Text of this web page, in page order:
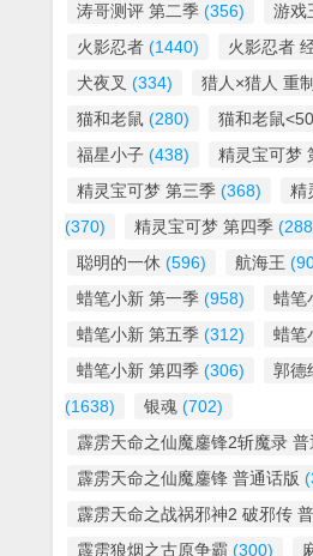
涛哥测评 第二季 (356) 游戏
火影忍者 (1440) 火影忍者
犬夜叉 (334) 猎人×猎人 重
猫和老鼠 (280) 猫和老鼠
福星小子 (438) 精灵宝可梦
精灵宝可梦 第三季 (368)
精
(370)
精灵宝可梦 第四季
聪明的一休 (596) 航海王
蜡笔小新 第一季 (958) 蜡笔
蜡笔小新 第五季 (312) 蜡笔
蜡笔小新 第四季 (306)
郭德
(1638)
银魂 (702)
霹雳天命之仙魔鏖锋2斩魔录 普
霹雳天命之仙魔鏖锋 普通话版
霹雳天命之战祸邪神2 破邪传
霹雳狼烟之古原争霸 (300)